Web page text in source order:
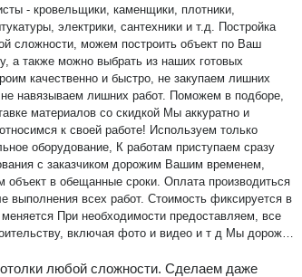
- кровельщики, каменщики, плотники,
электрики, сантехники и т.д. Постройка
сложности, можем построить объект по Ваш
а также можно выбрать из наших готовых
качественно и быстро, не закупаем лишних
навязываем лишних работ. Поможем в подборе,
материалов со скидкой Мы аккуратно и
к своей работе! Используем только
оборудование, К работам приступаем сразу
с заказчиком дорожим Вашим временем,
объект в обещанные сроки. Оплата производиться
выполнения всех работ. Стоимость фиксируется в
При необходимости предоставляем, все
включая фото и видео и т д Мы дорожим
и репутацией, поэтому у нас работают только
На все наши работы Гарантия 5 лет за качество
любой сложности. Сделаем даже